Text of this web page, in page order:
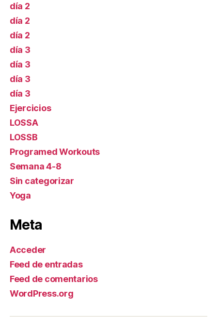
día 2
día 2
día 2
día 3
día 3
día 3
día 3
Ejercicios
LOSSA
LOSSB
Programed Workouts
Semana 4-8
Sin categorizar
Yoga
Meta
Acceder
Feed de entradas
Feed de comentarios
WordPress.org